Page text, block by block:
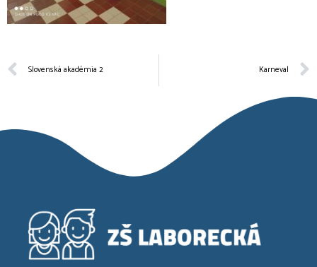
Slovenská akadémia 2 Karneval